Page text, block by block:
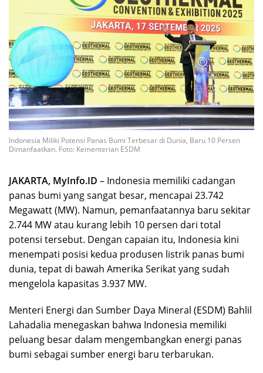
Indonesia Miliki Potensi Panas Bumi Terbesar di Dunia, Baru 10 Persen
Dimanfaatkan. Foto: Kementerian ESDM
JAKARTA, MyInfo.ID – Indonesia memiliki cadangan
panas bumi yang sangat besar, mencapai 23.742
Megawatt (MW). Namun, pemanfaatannya baru sekitar
2.744 MW atau kurang lebih 10 persen dari total
potensi tersebut. Dengan capaian itu, Indonesia kini
menempati posisi kedua produsen listrik panas bumi
dunia, tepat di bawah Amerika Serikat yang sudah
mengelola kapasitas 3.937 MW.
Menteri Energi dan Sumber Daya Mineral (ESDM) Bahlil
Lahadalia menegaskan bahwa Indonesia memiliki
peluang besar dalam mengembangkan energi panas
bumi sebagai sumber energi baru terbarukan.